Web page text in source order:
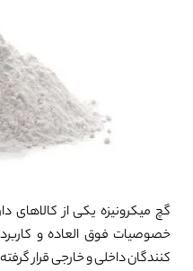
گچ میکرونیزه یکی از کالاهای
خصوصیات فوق العاده و
کنندگان داخلی و خارجی قرار